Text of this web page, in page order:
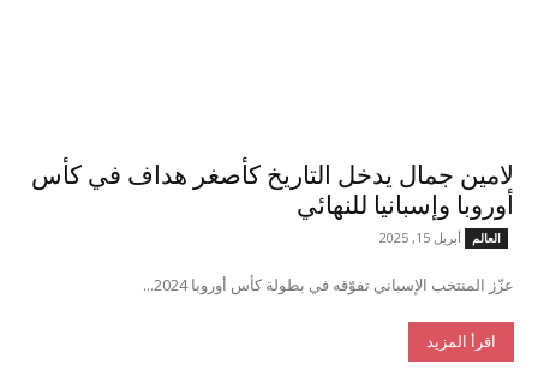
لامين جمال يدخل التاريخ كأصغر هداف في كأس
أوروبا وإسبانيا للنهائي
العالم أبريل 15, 2025
عزّز المنتخب الإسباني تفوّقه في بطولة كأس أوروبا 2024...
اقرأ المزيد